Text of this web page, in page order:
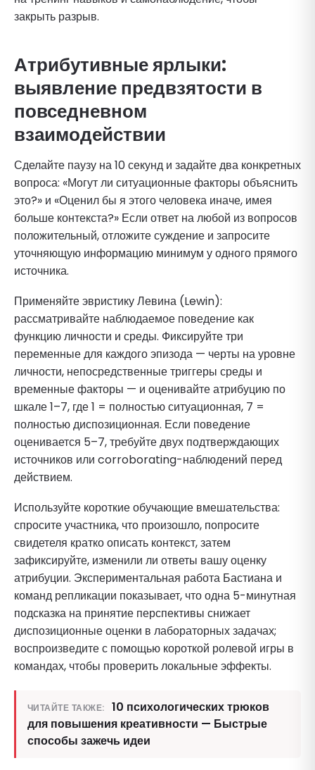
закрыть разрыв.
Атрибутивные ярлыки:
выявление предвзятости в
повседневном
взаимодействии
Сделайте паузу на 10 секунд и задайте два конкретных
вопроса: «Могут ли ситуационные факторы объяснить
это?» и «Оценил бы я этого человека иначе, имея
больше контекста?» Если ответ на любой из вопросов
положительный, отложите суждение и запросите
уточняющую информацию минимум у одного прямого
источника.
Применяйте эвристику Левина (Lewin):
рассматривайте наблюдаемое поведение как
функцию личности и среды. Фиксируйте три
переменные для каждого эпизода — черты на уровне
личности, непосредственные триггеры среды и
временные факторы — и оценивайте атрибуцию по
шкале 1–7, где 1 = полностью ситуационная, 7 =
полностью диспозиционная. Если поведение
оценивается 5–7, требуйте двух подтверждающих
источников или corroborating-наблюдений перед
действием.
Используйте короткие обучающие вмешательства:
спросите участника, что произошло, попросите
свидетеля кратко описать контекст, затем
зафиксируйте, изменили ли ответы вашу оценку
атрибуции. Экспериментальная работа Бастиана и
команд репликации показывает, что одна 5-минутная
подсказка на принятие перспективы снижает
диспозиционные оценки в лабораторных задачах;
воспроизведите с помощью короткой ролевой игры в
командах, чтобы проверить локальные эффекты.
ЧИТАЙТЕ ТАКЖЕ:
10 психологических трюков
для повышения креативности — Быстрые
способы зажечь идеи